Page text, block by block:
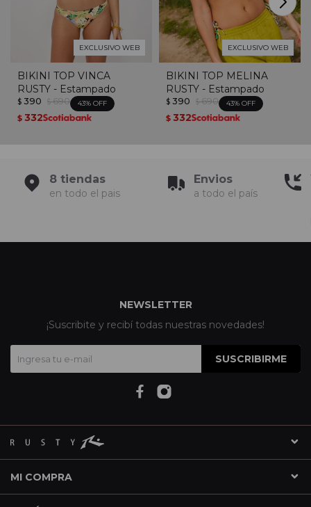
EXCLUSIVO WEB
BIKINI TOP VINCA
RUSTY - Estampado
$ 390 $ 690 43
$ 332
EXCLUSIVO WEB
BIKINI TOP MELINA
RUSTY - Estampado
$ 390 $ 690 43
$ 332
8 tiendas
en todo el pais
Envios
a todo el país
MI COMPRA
NEWSLETTER
¡Suscribite y recibí todas nuestras novedades!
SUSCRIBIRME